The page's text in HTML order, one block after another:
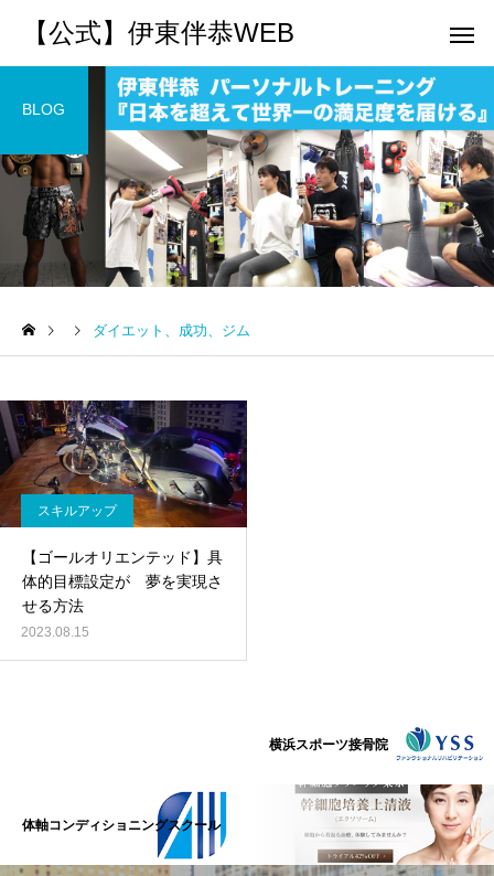
【公式】伊東伴恭WEB
トレーナーとして 個別トレー
パーソナルトレーニ
キックボクシングで本当に
が消費カロリーと週の回数
で答えます
パーソナルトレーニ
BLOG
ダイエット、成功、ジム
スキルアップ
【ゴールオリエンテッド】具
体的目標設定が 夢を実現さ
せる方法
2023.08.15
横浜スポーツ接骨院
体軸コンディショニングスクール